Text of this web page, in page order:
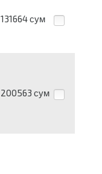
131664 сум
200563 сум